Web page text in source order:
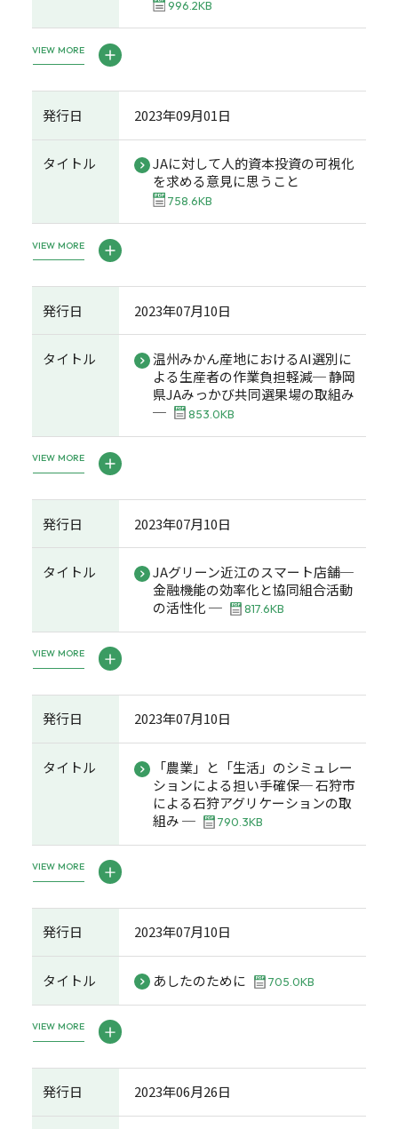
996.2KB
VIEW MORE
発行日 2023年09月01日
タイトル
JAに対して人的資本投資の可視化
を求める意見に思うこと
758.6KB
VIEW MORE
発行日 2023年07月10日
タイトル
温州みかん産地におけるAI選別に
よる生産者の作業負担軽減─ 静岡
県JAみっかび共同選果場の取組み
─
853.0KB
VIEW MORE
発行日 2023年07月10日
タイトル
JAグリーン近江のスマート店舗─
金融機能の効率化と協同組合活動
の活性化 ─
817.6KB
VIEW MORE
発行日 2023年07月10日
タイトル
「農業」と「生活」のシミュレー
ションによる担い手確保─ 石狩市
による石狩アグリケーションの取
組み ─
790.3KB
VIEW MORE
発行日 2023年07月10日
タイトル あしたのために 705.0KB
VIEW MORE
発行日 2023年06月26日